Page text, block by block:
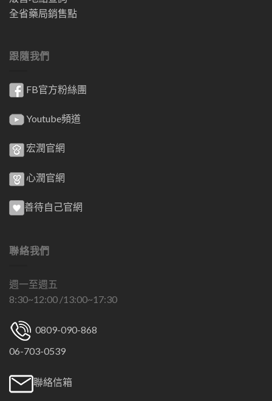
全省藥局銷售點
跟隨我們
FB官方粉絲團
Youtube頻道
宏潤官網
心潤官網
善待自己官網
聯絡我們
週一至週五
8:30~12:00 /13:00~17:30
0809-090-868
06-703-0539
聯絡信箱